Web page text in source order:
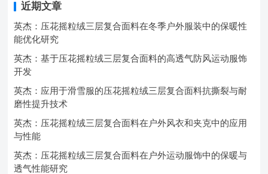
近期文章
英杰：压花摇粒绒三层复合面料在冬季户外服装中的保暖性
能优化研究
英杰：基于压花摇粒绒三层复合面料的高透气防风运动服饰
开发
英杰：应用于滑雪服的压花摇粒绒三层复合面料抗撕裂与耐
磨性提升技术
英杰：压花摇粒绒三层复合面料在户外风衣和夹克中的应用
与性能
英杰：压花摇粒绒三层复合面料在户外运动服饰中的保暖与
透气性能研究